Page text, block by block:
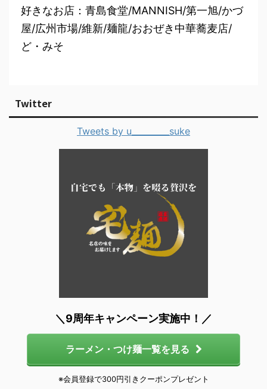
好きなお店：青島食堂/MANNISH/第一旭/かづ
屋/広州市場/維新/麺龍/おおぜき中華蕎麦店/
ど・みそ
Twitter
Tweets by u_________suke
＼9周年キャンペーン実施中！／
ラーメン・つけ麺一覧を見る
※会員登録で300円引きクーポンプレゼント